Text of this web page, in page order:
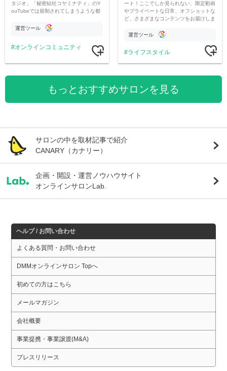
タジオ」「秘密結社コヤミナティ」のY
ouTubeでは規制されてしまうような都
公開。
運営ツール
オンラインコミュニティ
ート！ここでしか見られない、限定動画
やプライベートな日常、オフショットな
ど、さまざまなコンテンツをお届けしま
運営ツール
ライフスタイル
もっとおすすめサロンを見る
サロンの中を取材記事で紹介
CANARY（カナリー）
企画・開設・運営ノウハウサイト
オンラインサロンLab.
ヘルプ / お問い合わせ
よくある質問・お問い合わせ
DMMオンラインサロン Topへ
初めての方はこちら
メールマガジン
会社概要
事業提携・事業譲渡(M&A)
プレスリリース